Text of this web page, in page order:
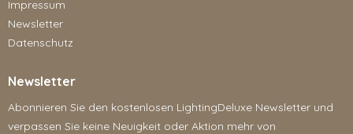
Impressum
Newsletter
Datenschutz
Newsletter
Abonnieren Sie den kostenlosen LightingDeluxe Newsletter und
verpassen Sie keine Neuigkeit oder Aktion mehr von